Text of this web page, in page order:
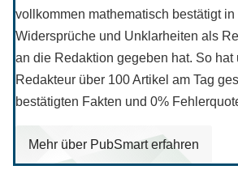
vollkommen mathematisch bestätigt in
Widersprüche und Unklarheiten als
an die Redaktion gegeben hat. So hat
Redakteur über 100 Artikel am Tag
bestätigten Fakten und 0%
Mehr über PubSmart erfahren